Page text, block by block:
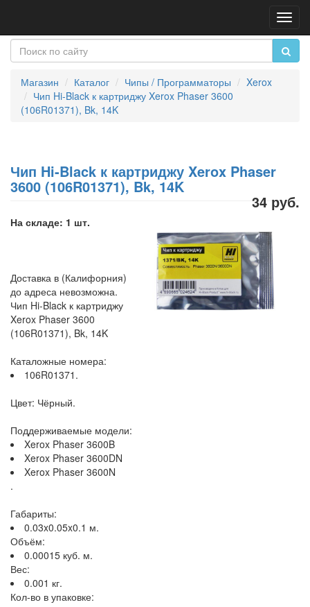
Магазин Каталог Чипы / Программаторы
Xerox
Чип Hi-Black к картриджу Xerox Phaser 3600
(106R01371), Bk, 14K
Чип Hi-Black к картриджу Xerox Phaser
3600 (106R01371), Bk, 14K
34 руб.
На складе: 1 шт.
Доставка в (Калифорния)
до адреса невозможна.
Чип Hi-Black к картриджу
Xerox Phaser 3600
(106R01371), Bk, 14K
Каталожные номера:
106R01371.
Цвет: Чёрный.
Поддерживаемые модели:
Xerox Phaser 3600B
Xerox Phaser 3600DN
Xerox Phaser 3600N
.
Габариты:
0.03x0.05x0.1 м.
Объём:
0.00015 куб. м.
Вес:
0.001 кг.
Кол-во в упаковке: